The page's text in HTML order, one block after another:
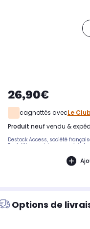
26,90€
cagnottés avecLe
produit neuf vendu &
Destock Access, société
Expédition rapide avec suivi et
Options de